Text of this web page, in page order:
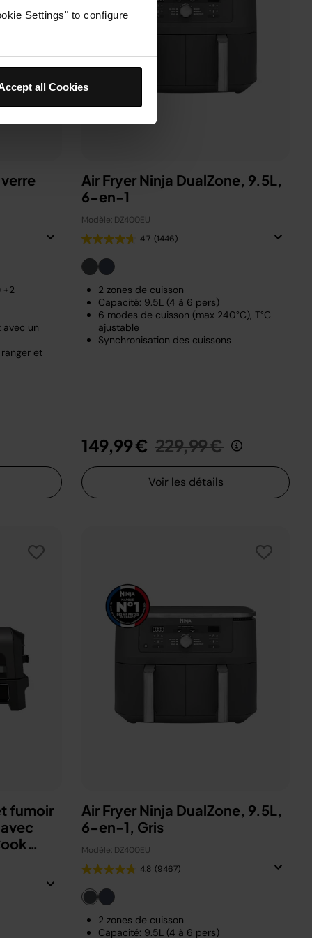
Settings" to configure
all Cookies
+2
avec un
et
Air Fryer Ninja DualZone, 9.5L,
6-en-1
Modèle: DZ400EU
4.7 (1446)
2 zones de cuisson
Capacité: 9.5L (4 à 6 pers)
6 modes de cuisson (max 240°C), T°C
ajustable
Synchronisation des cuissons
149,99 € Prix réduit de
229,99 €au
Voir les détails
fumoir
Air Fryer Ninja DualZone, 9.5L,
6-en-1, Gris
Modèle: DZ400EU
4.8 (9467)
2 zones de cuisson
Capacité: 9.5L (4 à 6 pers)